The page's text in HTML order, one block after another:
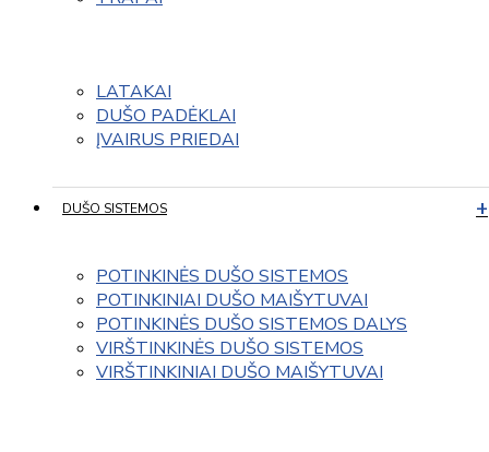
LATAKAI
DUŠO PADĖKLAI
ĮVAIRUS PRIEDAI
DUŠO SISTEMOS
POTINKINĖS DUŠO SISTEMOS
POTINKINIAI DUŠO MAIŠYTUVAI
POTINKINĖS DUŠO SISTEMOS DALYS
VIRŠTINKINĖS DUŠO SISTEMOS
VIRŠTINKINIAI DUŠO MAIŠYTUVAI